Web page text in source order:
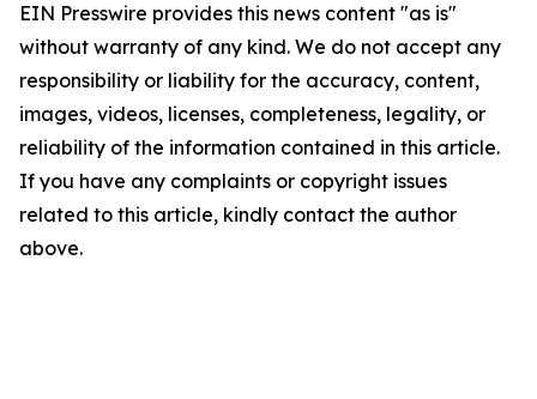
EIN Presswire provides this news content "as is"
without warranty of any kind. We do not accept any
responsibility or liability for the accuracy, content,
images, videos, licenses, completeness, legality, or
reliability of the information contained in this article.
If you have any complaints or copyright issues
related to this article, kindly contact the author
above.